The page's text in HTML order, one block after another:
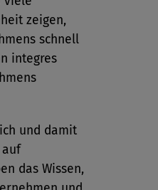
zeigen,
schnell
integres
und damit
auf
das Wissen,